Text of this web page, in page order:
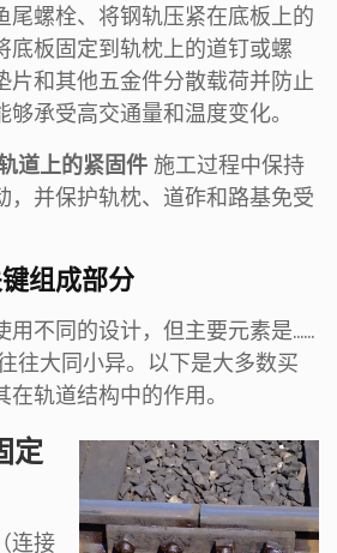
尾螺栓、将钢轨压紧在底板上的
底板固定到轨枕上的道钉或螺
片和其他五金件分散载荷并防止
承受高交通量和温度变化。
道上的紧固件 施工过程中保持
，并保护轨枕、道砟和路基免受
组成部分
用不同的设计，但主要元素是……
往大同小异。以下是大多数买
轨道结构中的作用。
定
连接